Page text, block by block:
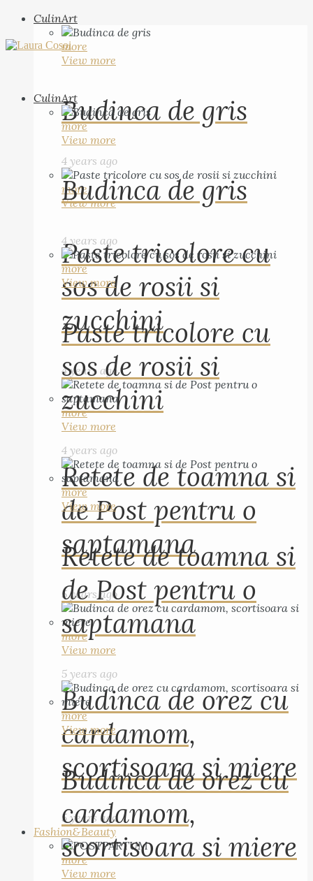
CulinArt
more
View more
Budinca de gris
4 years ago
more
View more
Paste tricolore cu
sos de rosii si
zucchini
4 years ago
more
View more
Retete de toamna si
de Post pentru o
saptamana
5 years ago
more
View more
Budinca de orez cu
cardamom,
scortisoara si miere
5 years ago
Fashion&Beauty
more
View more
CulinArt
more
View more
Budinca de gris
4 years ago
more
View more
Paste tricolore cu
sos de rosii si
zucchini
4 years ago
more
View more
Retete de toamna si
de Post pentru o
saptamana
5 years ago
more
View more
Budinca de orez cu
cardamom,
scortisoara si miere